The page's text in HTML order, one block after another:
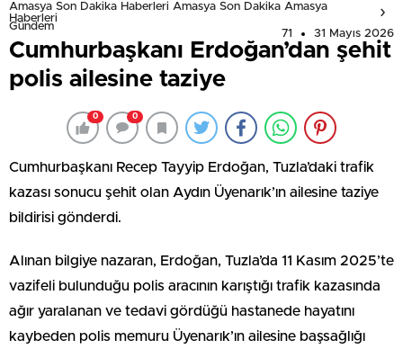
Amasya Son Dakika Haberleri Amasya Son Dakika Amasya
Haberleri
Gündem
71 31 Mayıs 2026
Cumhurbaşkanı Erdoğan’dan şehit
polis ailesine taziye
0 0
Cumhurbaşkanı Recep Tayyip Erdoğan, Tuzla’daki trafik
kazası sonucu şehit olan Aydın Üyenarık’ın ailesine taziye
bildirisi gönderdi.
Alınan bilgiye nazaran, Erdoğan, Tuzla’da 11 Kasım 2025’te
vazifeli bulunduğu polis aracının karıştığı trafik kazasında
ağır yaralanan ve tedavi gördüğü hastanede hayatını
kaybeden polis memuru Üyenarık’ın ailesine başsağlığı